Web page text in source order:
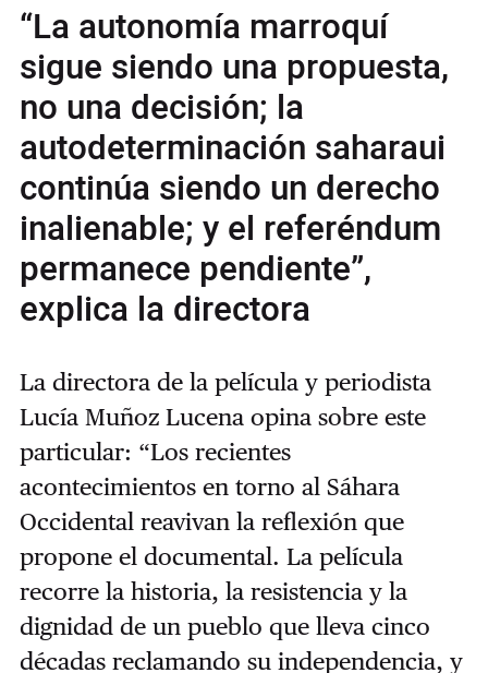
“La autonomía marroquí
sigue siendo una propuesta,
no una decisión; la
autodeterminación saharaui
continúa siendo un derecho
inalienable; y el referéndum
permanece pendiente”,
explica la directora
La directora de la película y periodista
Lucía Muñoz Lucena opina sobre este
particular: “Los recientes
acontecimientos en torno al Sáhara
Occidental reavivan la reflexión que
propone el documental. La película
recorre la historia, la resistencia y la
dignidad de un pueblo que lleva cinco
décadas reclamando su independencia, y